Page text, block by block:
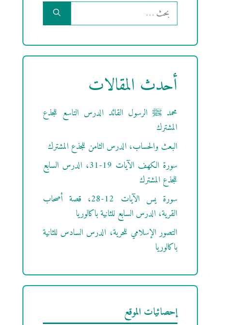
البحث
عن:
أحدث المقالات
محمد ﷺ الرسول القائد الدرس التاسع للجذع
المشترك
البعث والحساب، الدرس الثامن للجذع المشترك
سورة الكهف الآيات 19-31، الدرس السابع
للجذع المشترك
سورة يس الآيات 12-28، قصة أصحاب
القرية، الدرس السابع للثانية باكالوريا
التصور الإسلامي للحرية، الدرس السادس للثانية
باكالوريا
إحصائيات الموقع